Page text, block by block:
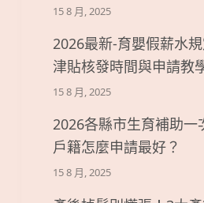
15 8 月, 2025
2026最新-育嬰假薪水
津貼核發時間與申請教
15 8 月, 2025
2026各縣市生育補助
戶籍怎麼申請最好？
15 8 月, 2025